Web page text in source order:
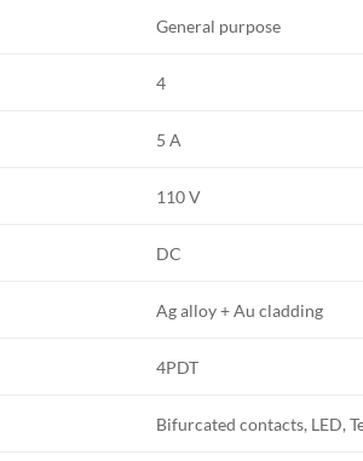
General purpose
4
5 A
110 V
DC
Ag alloy + Au cladding
4PDT
Bifurcated contacts, LED,